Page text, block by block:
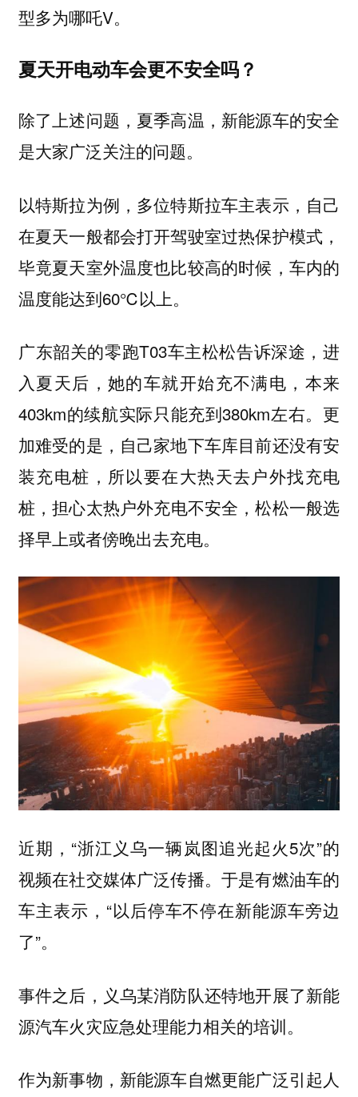
型多为哪吒V。
夏天开电动车会更不安全吗？
除了上述问题，夏季高温，新能源车的安全
是大家广泛关注的问题。
以特斯拉为例，多位特斯拉车主表示，自己
在夏天一般都会打开驾驶室过热保护模式，
毕竟夏天室外温度也比较高的时候，车内的
温度能达到60℃以上。
广东韶关的零跑T03车主松松告诉深途，进
入夏天后，她的车就开始充不满电，本来
403km的续航实际只能充到380km左右。更
加难受的是，自己家地下车库目前还没有安
装充电桩，所以要在大热天去户外找充电
桩，担心太热户外充电不安全，松松一般选
择早上或者傍晚出去充电。
近期，“浙江义乌一辆岚图追光起火5次”的
视频在社交媒体广泛传播。于是有燃油车的
车主表示，“以后停车不停在新能源车旁边
了”。
事件之后，义乌某消防队还特地开展了新能
源汽车火灾应急处理能力相关的培训。
作为新事物，新能源车自燃更能广泛引起人